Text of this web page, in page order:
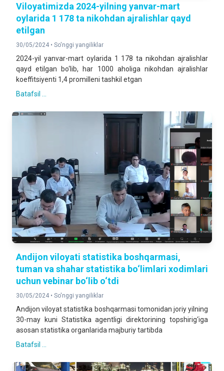
Viloyatimizda 2024-yilning yanvar-mart
oylarida 1 178 ta nikohdan ajralishlar qayd
etilgan
30/05/2024 • So'nggi yangiliklar
2024-yil yanvar-mart oylarida 1 178 ta nikohdan ajralishlar
qayd etilgan bo‘lib, har 1000 aholiga nikohdan ajralishlar
koeffitsiyenti 1,4 promilleni tashkil etgan
Batafsil ...
Andijon viloyati statistika boshqarmasi,
tuman va shahar statistika bo‘limlari xodimlari
uchun vebinar bo‘lib o‘tdi
30/05/2024 • So'nggi yangiliklar
Andijon viloyat statistika boshqarmasi tomonidan joriy yilning
30-may kuni Statistika agentligi direktorining topshirig‘iga
asosan statistika organlarida majburiy tartibda
Batafsil ...